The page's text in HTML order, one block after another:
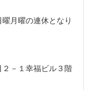
月曜の連休となり
－１幸福ビル３階